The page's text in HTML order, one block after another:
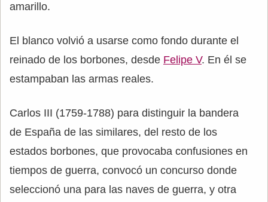
amarillo.
El blanco volvió a usarse como fondo durante el
reinado de los borbones, desde Felipe V. En él se
estampaban las armas reales.
Carlos III (1759-1788) para distinguir la bandera
de España de las similares, del resto de los
estados borbones, que provocaba confusiones en
tiempos de guerra, convocó un concurso donde
seleccionó una para las naves de guerra, y otra